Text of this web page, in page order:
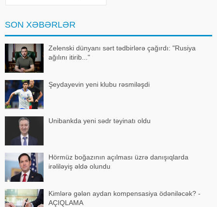
Nazirliyi (FHN) məlumat yayıb
SON XƏBƏRLƏR
Zelenski dünyanı sərt tədbirlərə çağırdı: "Rusiya
ağılını itirib..."
Şeydayevin yeni klubu rəsmiləşdi
Unibankda yeni sədr təyinatı oldu
Hörmüz boğazının açılması üzrə danışıqlarda
irəliləyiş əldə olundu
Kimlərə gələn aydan kompensasiya ödəniləcək? -
AÇIQLAMA